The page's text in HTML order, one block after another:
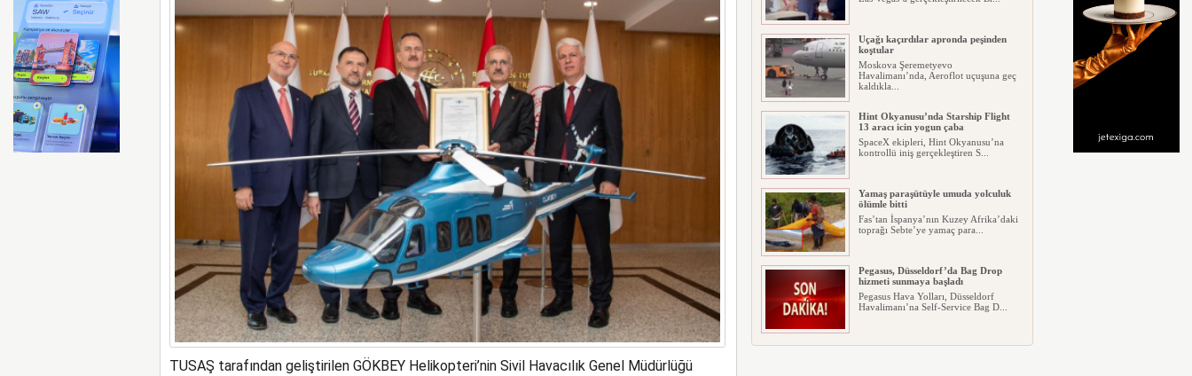
Zelenskiy, Almanya ve Polonya’ya patriot çağrısı yaptı
TUSAŞ tarafından geliştirilen GÖKBEY Helikopteri’nin Sivil Havacılık Genel Müdürlüğü
Uçağı kaçırdılar apronda peşinden
koştular
Moskova Şeremetyevo
Havalimanı’nda, Aeroflot uçuşuna geç
kaldıkla...
Hint Okyanusu’nda Starship Flight
13 aracı icin yogun çaba
SpaceX ekipleri, Hint Okyanusu’na
kontrollü iniş gerçekleştiren S...
Yamaş paraşütüyle umuda yolculuk
ölümle bitti
Fas’tan İspanya’nın Kuzey Afrika’daki
toprağı Sebte’ye yamaç para...
Pegasus, Düsseldorf’da Bag Drop
hizmeti sunmaya başladı
Pegasus Hava Yolları, Düsseldorf
Havalimanı’na Self-Service Bag D...
ABD Utah’ta S-64 tipi helikoter düştü